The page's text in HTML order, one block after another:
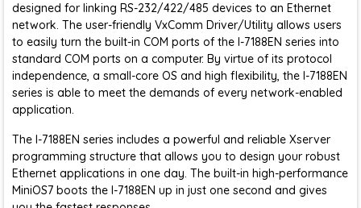
designed for linking RS-232/422/485 devices to an Ethernet
network. The user-friendly VxComm Driver/Utility allows users
to easily turn the built-in COM ports of the I-7188EN series into
standard COM ports on a computer. By virtue of its protocol
independence, a small-core OS and high flexibility, the I-7188EN
series is able to meet the demands of every network-enabled
application.
The I-7188EN series includes a powerful and reliable Xserver
programming structure that allows you to design your robust
Ethernet applications in one day. The built-in high-performance
MiniOS7 boots the I-7188EN up in just one second and gives